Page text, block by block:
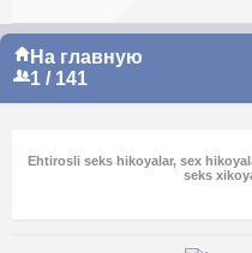
На главную
1 / 141
Ehtirosli seks hikoyalar, sex
seks